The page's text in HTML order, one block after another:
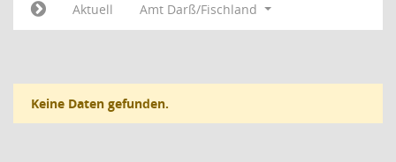
Aktuell
Amt Darß/Fischland
Keine Daten gefunden.